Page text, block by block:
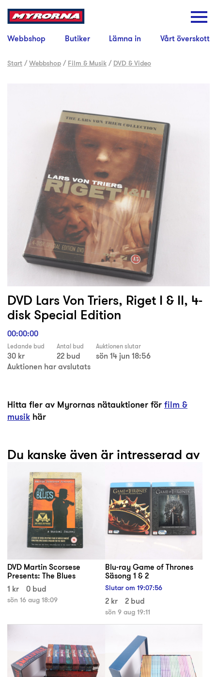
Webbshop Butiker Lämna in Vårt överskott
Start /Webbshop / Film & Musik / DVD & Video
DVD Lars Von Triers, Riget I & II, 4-
disk Special Edition
00:00:00
Ledande bud
30 kr
Antal bud
22 bud
Auktionen slutar
sön 14 jun 18:56
Auktionen har avslutats
Hitta fler av Myrornas nätauktioner förfilm &
musik här
Du kanske även är intresserad av
DVD Martin Scorsese
Presents: The Blues
1 kr
0 bud
sön 16 aug 18:09
Blu-ray Game of Thrones
Säsong 1 & 2
Slutar om 19:07:55
2 kr 2 bud
sön 9 aug 19:11